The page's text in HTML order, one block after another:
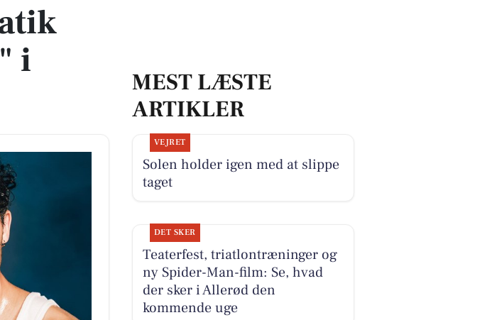
i
MEST LÆSTE
ARTIKLER
VEJRET
Solen holder igen med at slippe
taget
DET SKER
Teaterfest, triatlontræninger og
ny Spider-Man-film: Se, hvad
der sker i Allerød den
kommende uge